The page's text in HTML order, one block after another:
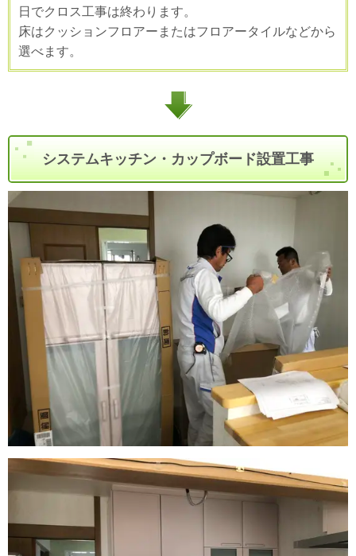
日でクロス工事は終わります。
床はクッションフロアーまたはフロアータイルなどから
選べます。
システムキッチン・カップボード設置工事